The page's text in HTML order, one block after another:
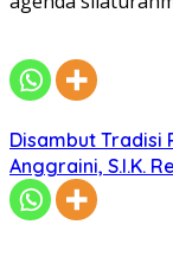
Disambut Tradisi
Anggraini, S.I.K.